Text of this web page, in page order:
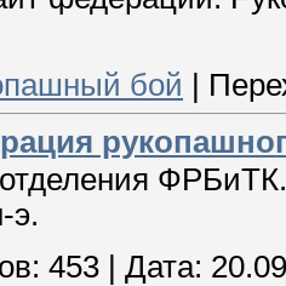
бой |
отделения
э.
453 Дата: